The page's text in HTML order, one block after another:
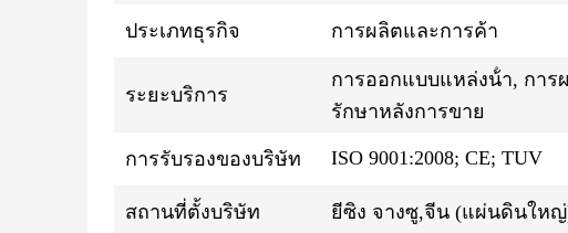
ประเภทธุรกิจ การผลิตและการค้า
ระยะบริการ
การออกแบบแหล่งน้ํา, การ
รักษาหลังการขาย
การรับรองของบริษัท ISO 9001:2008; CE; TUV
สถานที่ตั้งบริษัท ยีซิง จางซู,จีน (แผ่นดินให